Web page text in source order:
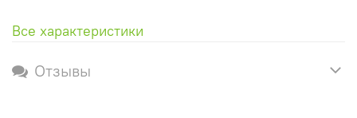
Все характеристики
Отзывы